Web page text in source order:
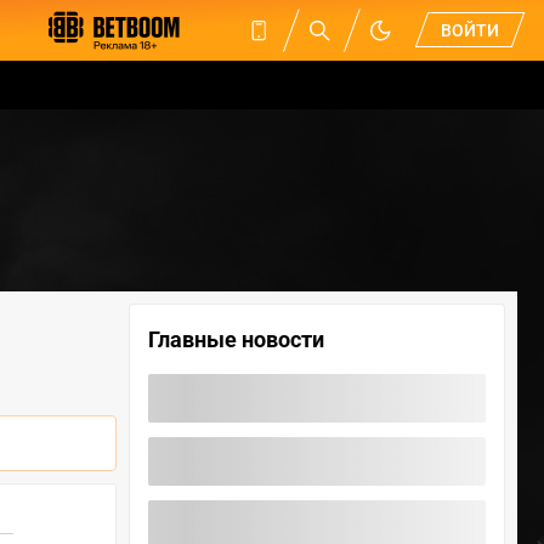
ВОЙТИ
Главные новости